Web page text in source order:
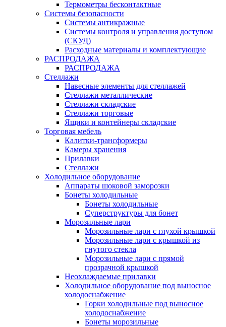
Термометры бесконтактные
Системы безопасности
Системы антикражные
Системы контроля и управления доступом
(СКУД)
Расходные материалы и комплектующие
РАСПРОДАЖА
РАСПРОДАЖА
Стеллажи
Навесные элементы для стеллажей
Стеллажи металлические
Стеллажи складские
Стеллажи торговые
Ящики и контейнеры складские
Торговая мебель
Калитки-трансформеры
Камеры хранения
Прилавки
Стеллажи
Холодильное оборудование
Аппараты шоковой заморозки
Бонеты холодильные
Бонеты холодильные
Суперструктуры для бонет
Морозильные лари
Морозильные лари с глухой крышкой
Морозильные лари с крышкой из
гнутого стекла
Морозильные лари с прямой
прозрачной крышкой
Неохлаждаемые прилавки
Холодильное оборудование под выносное
холодоснабжение
Горки холодильные под выносное
холодоснабжение
Бонеты морозильные